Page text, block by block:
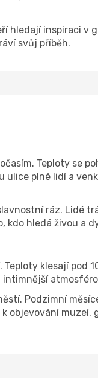
hledají inspiraci v
svůj příběh.
Teploty se
ulice plné lidí a
ráz. Lidé
kdo hledá živou a
klesají pod
intimnější
Podzimní
objevování